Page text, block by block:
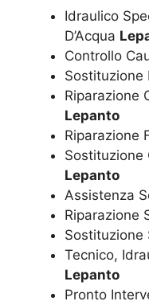
Idraulico
D’Acqua
Controllo
Sostituzione
Riparazione
Lepanto
Riparazione
Sostituzione
Lepanto
Assistenza
Riparazione
Sostituzione
Tecnico,
Lepanto
Pronto